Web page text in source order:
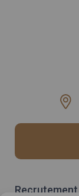
Recrutement